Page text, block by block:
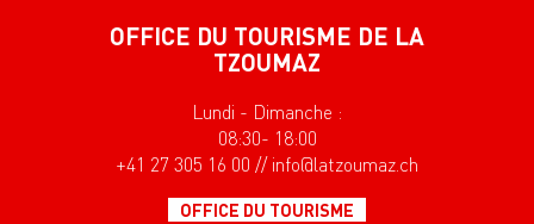
OFFICE DU TOURISME DE LA
TZOUMAZ
Lundi - Dimanche :
08:30- 18:00
+41 27 305 16 00 // info@latzoumaz.ch
OFFICE DU TOURISME